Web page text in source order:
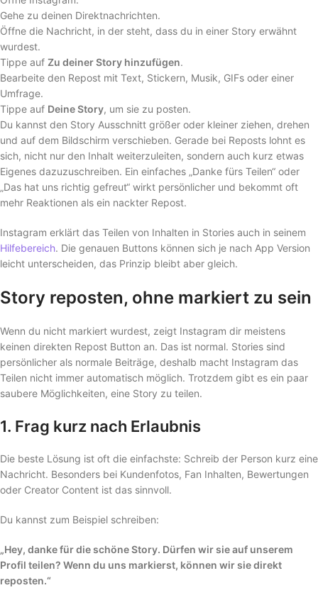
Gehe zu deinen Direktnachrichten.
Öffne die Nachricht, in der steht, dass du in einer Story erwähnt
wurdest.
Tippe auf Zu deiner Story hinzufügen.
Bearbeite den Repost mit Text, Stickern, Musik, GIFs oder einer
Umfrage.
Tippe auf Deine Story, um sie zu posten.
Du kannst den Story Ausschnitt größer oder kleiner ziehen, drehen
und auf dem Bildschirm verschieben. Gerade bei Reposts lohnt es
sich, nicht nur den Inhalt weiterzuleiten, sondern auch kurz etwas
Eigenes dazuzuschreiben. Ein einfaches „Danke fürs Teilen“ oder
„Das hat uns richtig gefreut“ wirkt persönlicher und bekommt oft
mehr Reaktionen als ein nackter Repost.
Instagram erklärt das Teilen von Inhalten in Stories auch in seinem
Hilfebereich. Die genauen Buttons können sich je nach App Version
leicht unterscheiden, das Prinzip bleibt aber gleich.
Story reposten, ohne markiert zu sein
Wenn du nicht markiert wurdest, zeigt Instagram dir meistens
keinen direkten Repost Button an. Das ist normal. Stories sind
persönlicher als normale Beiträge, deshalb macht Instagram das
Teilen nicht immer automatisch möglich. Trotzdem gibt es ein paar
saubere Möglichkeiten, eine Story zu teilen.
1. Frag kurz nach Erlaubnis
Die beste Lösung ist oft die einfachste: Schreib der Person kurz eine
Nachricht. Besonders bei Kundenfotos, Fan Inhalten, Bewertungen
oder Creator Content ist das sinnvoll.
Du kannst zum Beispiel schreiben:
„Hey, danke für die schöne Story. Dürfen wir sie auf unserem
Profil teilen? Wenn du uns markierst, können wir sie direkt
reposten.“